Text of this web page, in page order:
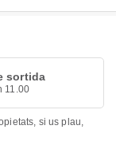
sortida
11.00
si us plau,